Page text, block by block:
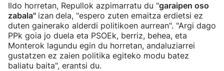
Ildo horretan, Repullok azpimarratu du "garaipen oso
zabala" izan dela, "espero zuten emaitza erdietsi ez
duten gainerako alderdi politikoen aurrean". "Argi dago
PPk goia jo duela eta PSOEk, berriz, behea, eta
Monterok lagundu egin du horretan, andaluziarrei
gustatzen ez zaien politika egiteko modu batez
baliatu baita", erantsi du.